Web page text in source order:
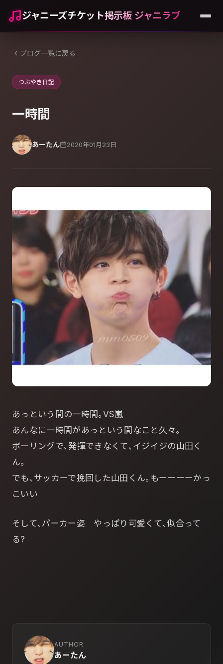
ジャニーズチケット掲示板 ジャニラブ
ブログ一覧に戻る
つぶやき日記
一時間
あーたん 2020年01月23日
あっという間の一時間｡VS嵐
あんなに一時間があっという間なこと久々｡
ボーリングで､発揮できなくて､イジイジの山田く
ん｡
でも､サッカーで挽回した山田くん｡もーーーーかっ
こいい
そして､パーカー姿 やっぱり可愛くて､似合って
る?
AUTHOR
あーたん